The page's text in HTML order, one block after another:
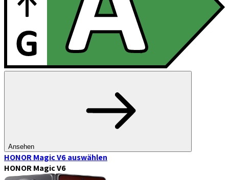
Ansehen
HONOR Magic V6auswählen
HONOR Magic V6